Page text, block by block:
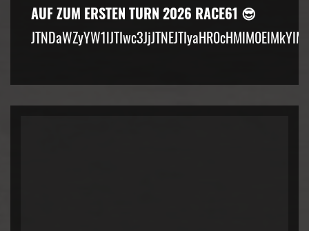
AUF ZUM ERSTEN TURN 2026 RACE61 😎